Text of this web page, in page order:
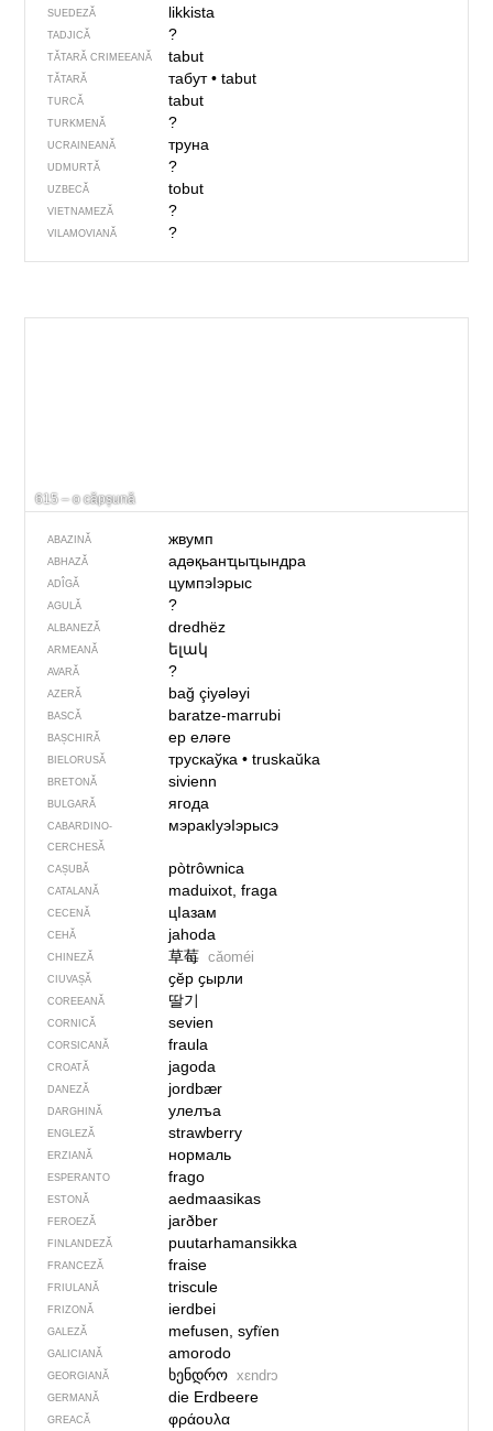
SUEDEZĂ likkista
TADJICĂ ?
TĂTARĂ CRIMEEANĂ tabut
TĂTARĂ табут• tabut
TURCĂ tabut
TURKMENĂ ?
UCRAINEANĂ труна
UDMURTĂ ?
UZBECĂ tobut
VIETNAMEZĂ ?
VILAMOVIANĂ ?
615 – o căpșună
ABAZINĂ жвумп
ABHAZĂ адәқьанҵыҵындра
ADÎGĂ цумпэIэрыс
AGULĂ ?
ALBANEZĂ dredhëz
ARMEANĂ ելակ
AVARĂ ?
AZERĂ bağ çiyələyi
BASCĂ baratze-marrubi
BAȘCHIRĂ ер еләге
BIELORUSĂ трускаўка• truskaŭka
BRETONĂ sivienn
BULGARĂ ягода
CABARDINO-
CERCHESĂ
мэракIуэIэрысэ
CAȘUBĂ pòtrôwnica
CATALANĂ maduixot, fraga
CECENĂ цIазам
CEHĂ jahoda
CHINEZĂ 草莓 cǎoméi
CIUVAȘĂ ҫӗр ҫырли
COREEANĂ 딸기
CORNICĂ sevien
CORSICANĂ fraula
CROATĂ jagoda
DANEZĂ jordbær
DARGHINĂ улелъа
ENGLEZĂ strawberry
ERZIANĂ нормаль
ESPERANTO frago
ESTONĂ aedmaasikas
FEROEZĂ jarðber
FINLANDEZĂ puutarhamansikka
FRANCEZĂ fraise
FRIULANĂ triscule
FRIZONĂ ierdbei
GALEZĂ mefusen, syfïen
GALICIANĂ amorodo
GEORGIANĂ ხენდრო xɛndrɔ
GERMANĂ die Erdbeere
GREACĂ φράουλα